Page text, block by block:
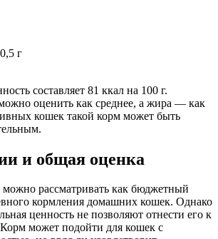
г
составляет 81 ккал на 100 г.
оценить как среднее, а жира — как
кошек такой корм может быть
и общая оценка
рассматривать как бюджетный
кормления домашних кошек. Однако
ценность не позволяют отнести его к
может подойти для кошек с